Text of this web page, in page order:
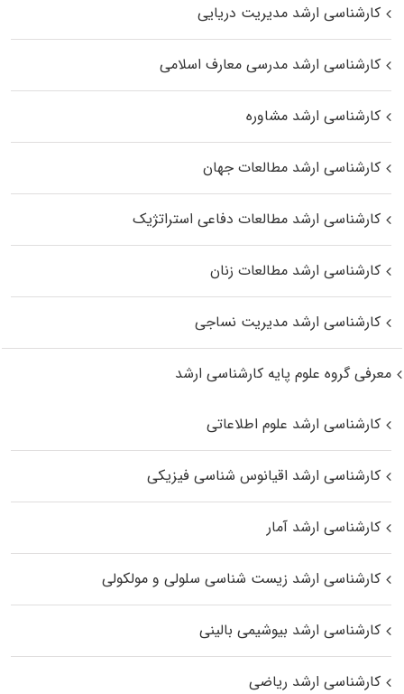
کارشناسی ارشد مدیریت دریایی
کارشناسی ارشد مدرسی معارف اسلامی
کارشناسی ارشد مشاوره
کارشناسی ارشد مطالعات جهان
کارشناسی ارشد مطالعات دفاعی استراتژیک
کارشناسی ارشد مطالعات زنان
کارشناسی ارشد مدیریت نساجی
معرفی گروه علوم پایه کارشناسی ارشد
کارشناسی ارشد علوم اطلاعاتی
کارشناسی ارشد اقیانوس‌ شناسی فیزیکی
کارشناسی ارشد آمار
کارشناسی ارشد زیست شناسی سلولی و مولکولی
کارشناسی ارشد بیوشیمی بالینی
کارشناسی ارشد ریاضی